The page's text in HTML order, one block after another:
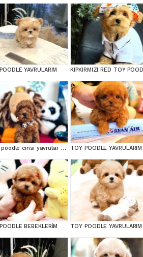
YAVRULARIM
Tooy poodle cinsi yavrular DİŞİ erkek mevcuttur TOY POODLE YAVRULARIM
BEBEKLERİM TOY POODLE YAVRULARIM